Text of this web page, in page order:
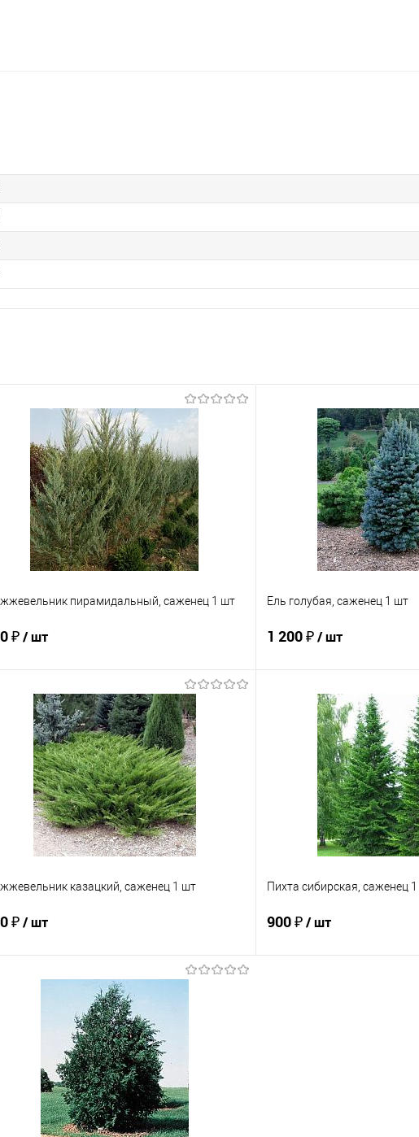
пирамидальный, саженец 1 шт
₽/ шт
Подписаться
Купить в 1 клик
Сравнение
В избранное
Недоступно
Ель голубая, саженец 1 шт
1 200 ₽/ шт
Купить в 1 клик
В избранное
казацкий, саженец 1 шт
₽/ шт
Подписаться
Купить в 1 клик
Сравнение
В избранное
Недоступно
Пихта сибирская, саженец
900 ₽/ шт